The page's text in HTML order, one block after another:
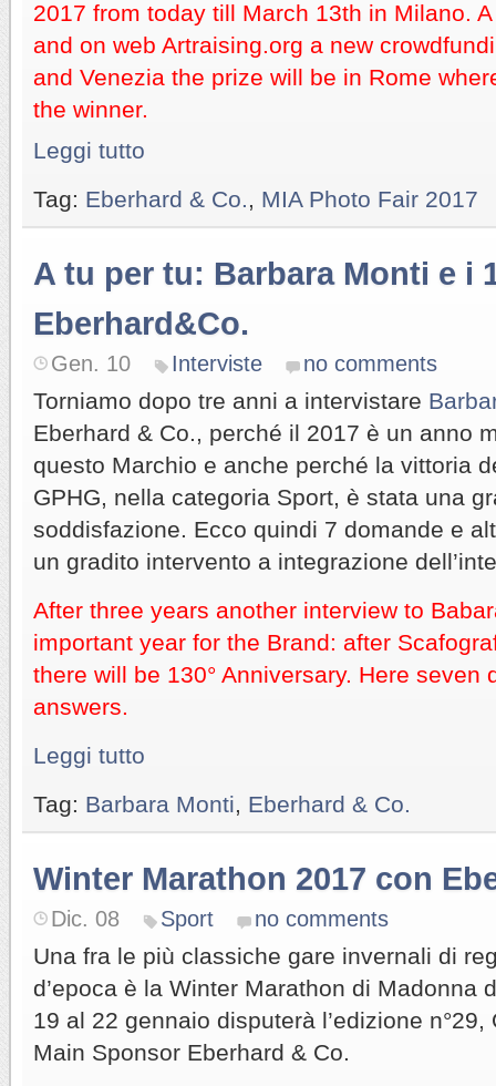
2017 from today till March 13th in Milano.
and on web Artraising.org a new
and Venezia the prize will be in Rome
the winner.
Leggi tutto
Tag: Eberhard & Co. MIA Photo Fair 2017
A tu per tu: Barbara Monti e i
Eberhard&Co.
Gen. 10 Interviste no comments
Torniamo dopo tre anni a intervistare
Eberhard & Co., perché il 2017 è un anno
questo Marchio e anche perché la vittoria
GPHG, nella categoria Sport, è stata una
soddisfazione. Ecco quindi 7 domande e
un gradito intervento a integrazione
After three years another interview to
important year for the Brand: after
there will be 130° Anniversary. Here seven
answers.
Leggi tutto
Tag: Barbara Monti Eberhard & Co.
Winter Marathon 2017 con
Dic. 08 Sport no comments
Una fra le più classiche gare invernali di
d’epoca è la Winter Marathon di Madonna
19 al 22 gennaio disputerà l’edizione
Main Sponsor Eberhard & Co.